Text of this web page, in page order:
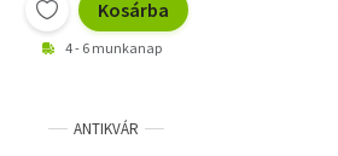
Kosárba
4 - 6 munkanap
ANTIKVÁR